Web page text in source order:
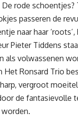
rode schoentjes?
passeren de
naar haar
Pieter Tiddens
als volwassenen
Het Ronsard Trio
vergroot
de fantasievolle